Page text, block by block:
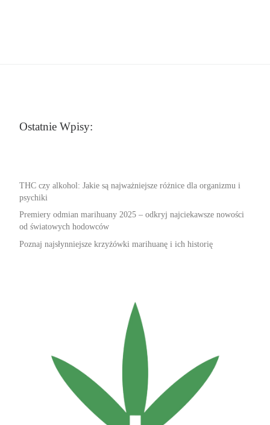
Ostatnie Wpisy:
THC czy alkohol: Jakie są najważniejsze różnice dla organizmu i
psychiki
Premiery odmian marihuany 2025 – odkryj najciekawsze nowości
od światowych hodowców
Poznaj najsłynniejsze krzyżówki marihuanę i ich historię